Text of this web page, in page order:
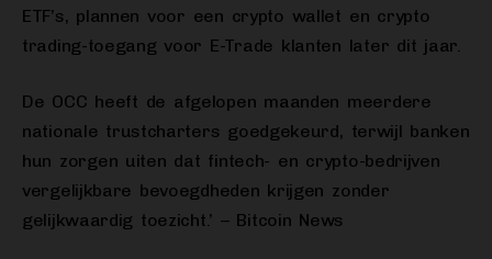
ETF’s, plannen voor een crypto wallet en crypto
trading-toegang voor E-Trade klanten later dit jaar.
De OCC heeft de afgelopen maanden meerdere
nationale trustcharters goedgekeurd, terwijl banken
hun zorgen uiten dat fintech- en crypto-bedrijven
vergelijkbare bevoegdheden krijgen zonder
gelijkwaardig toezicht.’ – Bitcoin News